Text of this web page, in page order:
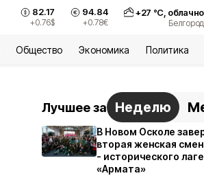
82.17
+0.76$
94.84
+0.78€
+27 °С, облачно
Белгород
Общество Экономика Политика
Лучшее за Неделю
В Новом Осколе
вторая женская
- исторического
«Армата»